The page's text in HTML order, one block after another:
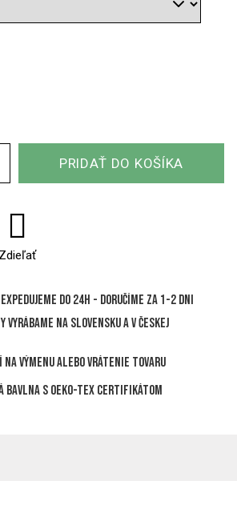
PRIDAŤ DO KOŠÍKA
Zdieľať
do 24h - Doručíme za 1-2 dni
na Slovensku a v Českej
na výmenu alebo vrátenie tovaru
bavlna s OEKO-TEX certifikátom